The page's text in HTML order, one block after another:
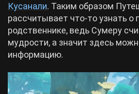
Кусанали. Таким образом
рассчитывает что-то узнать о
родственнике, ведь Сумеру
мудрости, а значит здесь
информацию.